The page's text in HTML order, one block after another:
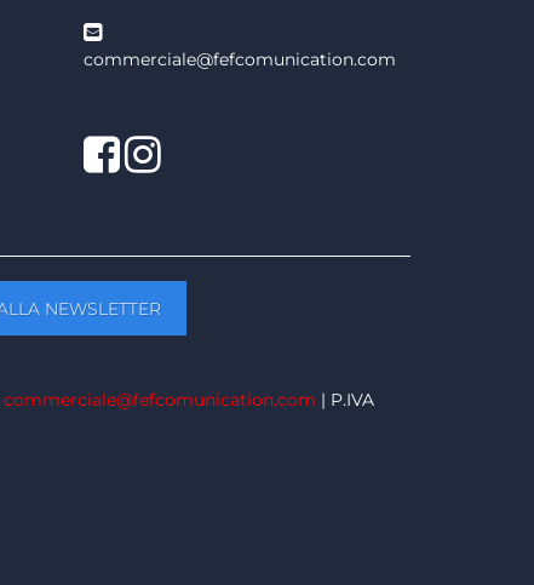
commerciale@fefcomunication.com
Facebook
Twitter
commerciale@fefcomunication.com | P.IVA